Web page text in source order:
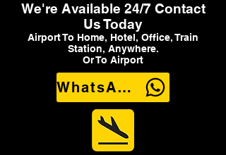
We're Available 24/7 Contact
Us Today
Airport To Home, Hotel, Office, Train
Station, Anywhere.
Or To Airport
WhatsApp Us